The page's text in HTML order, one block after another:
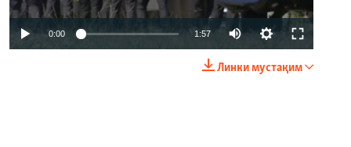
0:00 1:57
Линки мустақим